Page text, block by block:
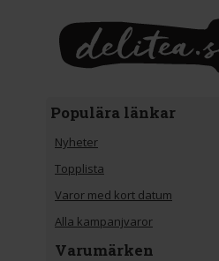
Populära länkar
Nyheter
Topplista
Varor med kort datum
Alla kampanjvaror
Varumärken